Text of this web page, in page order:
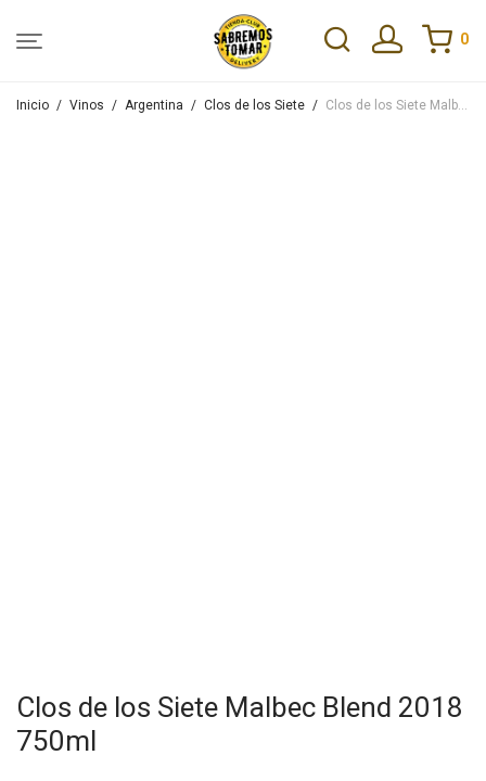
0
Inicio / Vinos / Argentina / Clos de los Siete / Clos de los Siete Malbec Blend 2018 750ml
Clos de los Siete Malbec Blend 2018
750ml